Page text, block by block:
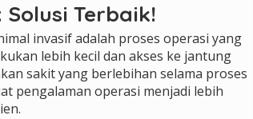
Terbaik!
invasif adalah proses operasi yang
lebih kecil dan akses ke jantung
sakit yang berlebihan selama proses
pengalaman operasi menjadi lebih